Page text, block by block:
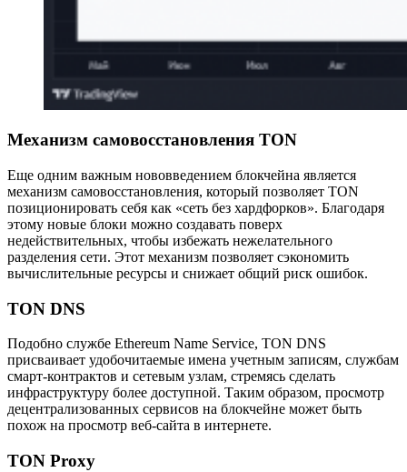
Механизм самовосстановления TON
Еще одним важным нововведением блокчейна является
механизм самовосстановления, который позволяет TON
позиционировать себя как «сеть без хардфорков». Благодаря
этому новые блоки можно создавать поверх
недействительных, чтобы избежать нежелательного
разделения сети. Этот механизм позволяет сэкономить
вычислительные ресурсы и снижает общий риск ошибок.
TON DNS
Подобно службе Ethereum Name Service, TON DNS
присваивает удобочитаемые имена учетным записям, службам
смарт-контрактов и сетевым узлам, стремясь сделать
инфраструктуру более доступной. Таким образом, просмотр
децентрализованных сервисов на блокчейне может быть
похож на просмотр веб-сайта в интернете.
TON Proxy